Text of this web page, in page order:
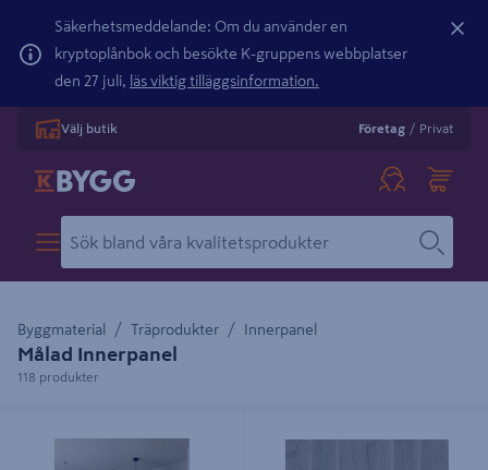
Säkerhetsmeddelande: Om du använder en
kryptoplånbok och besökte K-gruppens webbplatser
den 27 juli, läs viktig tilläggsinformation.
Välj butik Företag / Privat
Byggmaterial Träprodukter Innerpanel
Målad Innerpanel
118 produkter
PROFF HUNTONIT SLÄT
BETSAD STENGRÅ 8% 8,93M/M²